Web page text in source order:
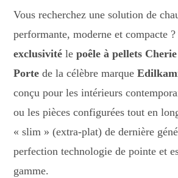
Vous recherchez une solution de
performante, moderne et compacte
exclusivitélepoêle à pellets
Porte de la célèbre marque
conçu pour les intérieurs
ou les pièces configurées tout en
« slim » (extra-plat) de dernière
perfection technologie de pointe et
gamme.